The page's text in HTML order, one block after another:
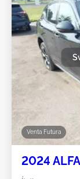
Venta Futura
2024